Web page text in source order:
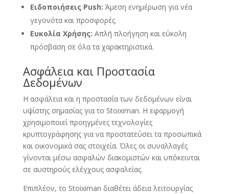
Ειδοποιήσεις Push: Άμεση ενημέρωση για νέα
γεγονότα και προσφορές.
Ευκολία Χρήσης: Απλή πλοήγηση και εύκολη
πρόσβαση σε όλα τα χαρακτηριστικά.
Ασφάλεια και Προστασία
Δεδομένων
Η ασφάλεια και η προστασία των δεδομένων είναι
υψίστης σημασίας για το Stoiximan. Η εφαρμογή
χρησιμοποιεί προηγμένες τεχνολογίες
κρυπτογράφησης για να προστατεύσει τα προσωπικά
και οικονομικά σας στοιχεία. Όλες οι συναλλαγές
γίνονται μέσω ασφαλών διακομιστών και υπόκεινται
σε αυστηρούς ελέγχους ασφαλείας.
Επιπλέον, το Stoiximan διαθέτει άδεια λειτουργίας